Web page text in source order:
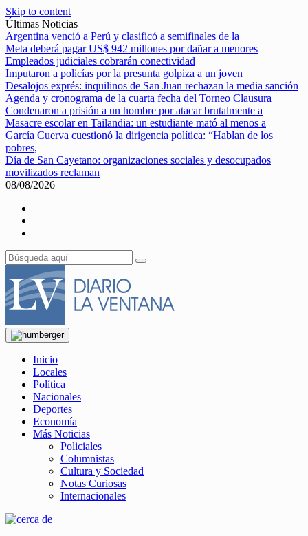
Skip to content
Últimas Noticias
Argentina venció a Perú y clasificó a semifinales de la
Meta deberá pagar US$ 942 millones por dañar a menores
Empleados judiciales cobrarán conectividad
Imputaron a policías por la presunta golpiza a un joven
Desalojos exprés: inquilinos de San Juan rechazan la media sanción
Agenda y cronograma de la cuarta fecha del Torneo Clausura
Condenaron a prisión a un hombre por atacar brutalmente a
Masacre escolar en Tailandia: un estudiante mató al menos a
García Cuerva cuestionó la dirigencia política: “Hablan de los
pobres,
Día de San Cayetano: organizaciones sociales y desocupados
movilizados reclaman
08/08/2026
Inicio
Locales
Política
Nacionales
Deportes
Economía
Más Noticias
Policiales
Columnistas
Cultura y Sociedad
Notas Curiosas
Internacionales